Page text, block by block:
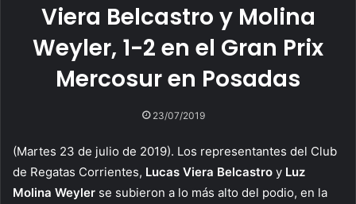
Viera Belcastro y Molina
Weyler, 1-2 en el Gran Prix
Mercosur en Posadas
23/07/2019
(Martes 23 de julio de 2019). Los representantes del Club
de Regatas Corrientes, Lucas Viera Belcastro y Luz
Molina Weyler se subieron a lo más alto del podio, en la